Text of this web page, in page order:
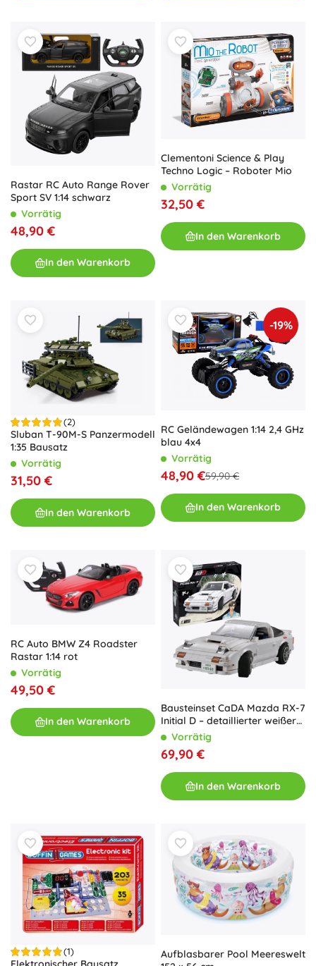
Rastar RC Auto Range Rover
Sport SV 1:14 schwarz
Vorrätig
48,90 €
In den Warenkorb
Clementoni Science & Play
Techno Logic – Roboter Mio
Vorrätig
32,50 €
In den Warenkorb
(2)
Sluban T-90M-S Panzermodell
1:35 Bausatz
Vorrätig
31,50 €
In den Warenkorb
-19%
RC Geländewagen 1:14 2,4 GHz
blau 4x4
Vorrätig
48,90 €59,90 €
In den Warenkorb
RC Auto BMW Z4 Roadster
Rastar 1:14 rot
Vorrätig
49,50 €
In den Warenkorb
Bausteinset CaDA Mazda RX-7
Initial D – detaillierter weißer
Sportwagen mit 1552 Teilen
Vorrätig
69,90 €
In den Warenkorb
(1)
Aufblasbarer Pool Meereswelt